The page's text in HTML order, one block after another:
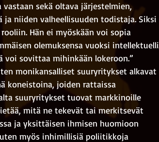
sekä oltava järjestelmien,
niiden valheellisuuden todistaja. Siksi
Hän ei myöskään voi sopia
olemuksensa vuoksi intellektuelli
voi sovittaa mihinkään lokeroon.”
monikansalliset suuryritykset alkavat
koneistoina, joiden rattaissa
suuryritykset tuovat markkinoille
mitä ne tekevät tai merkitsevät
ja yksittäisen ihmisen huomioon
myös inhimillisiä poliitikkoja